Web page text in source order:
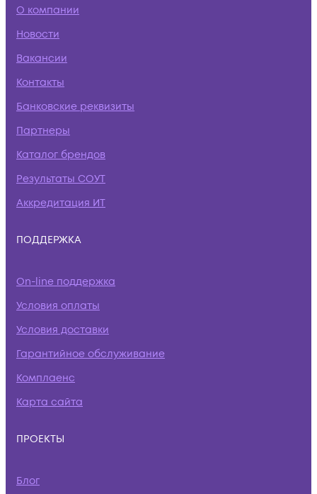
О компании
Новости
Вакансии
Контакты
Банковские реквизиты
Партнеры
Каталог брендов
Результаты СОУТ
Аккредитация ИТ
ПОДДЕРЖКА
On-line поддержка
Условия оплаты
Условия доставки
Гарантийное обслуживание
Комплаенс
Карта сайта
ПРОЕКТЫ
Блог